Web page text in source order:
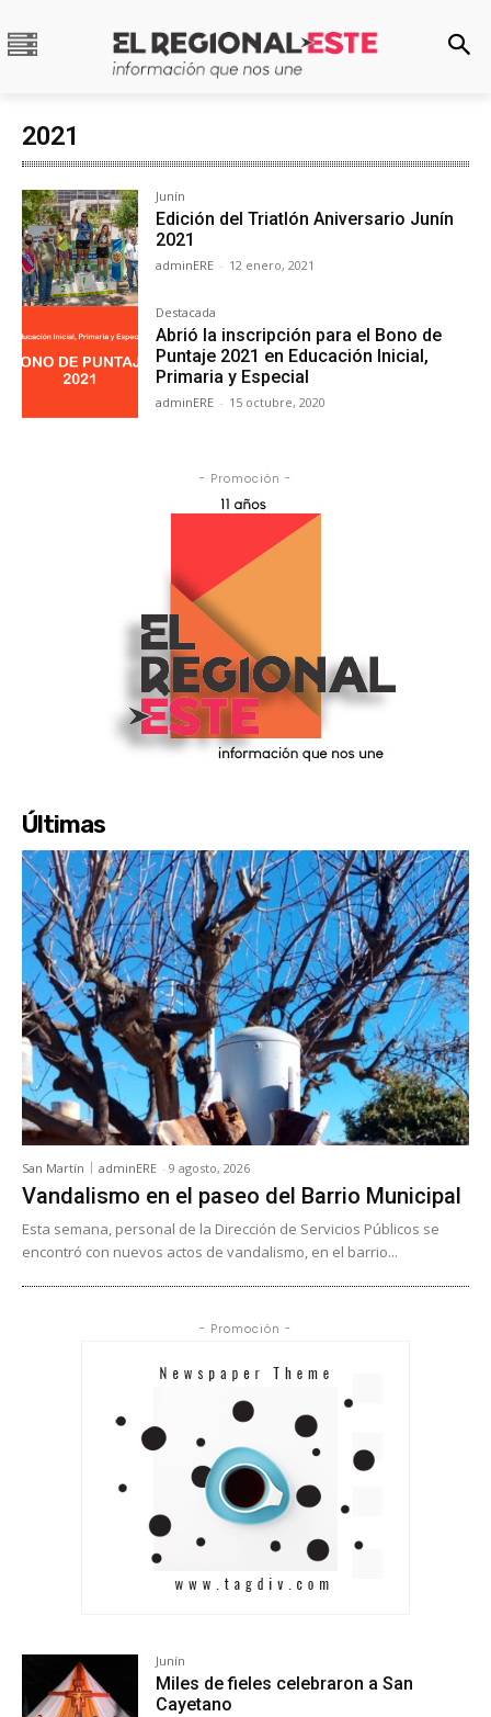
2021
Junín
Edición del Triatlón Aniversario Junín
2021
adminERE - 12 enero, 2021
Destacada
Abrió la inscripción para el Bono de
Puntaje 2021 en Educación Inicial,
Primaria y Especial
adminERE - 15 octubre, 2020
- Promoción -
Últimas
San Martín adminERE - 9 agosto, 2026
Vandalismo en el paseo del Barrio Municipal
Esta semana, personal de la Dirección de Servicios Públicos se
encontró con nuevos actos de vandalismo, en el barrio...
- Promoción -
Junín
Miles de fieles celebraron a San
Cayetano